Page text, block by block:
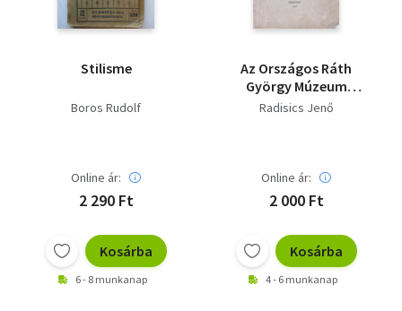
Stilisme
Boros Rudolf
Online ár:
2 290 Ft
Kosárba
6 - 8 munkanap
Az Országos Ráth
György Múzeum
kalauza
Radisics Jenő
Online ár:
2 000 Ft
Kosárba
4 - 6 munkanap